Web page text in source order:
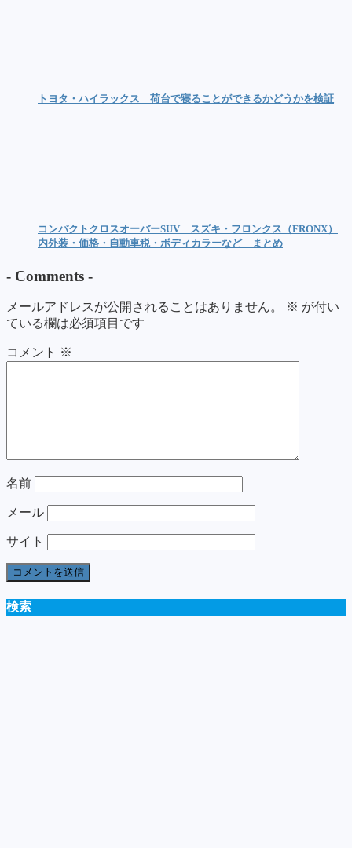
トヨタ・ハイラックス 荷台で寝ることができるかどうかを検証
コンパクトクロスオーバーSUV スズキ・フロンクス（FRONX）
内外装・価格・自動車税・ボディカラーなど まとめ
- Comments -
メールアドレスが公開されることはありません。 ※ が付い
ている欄は必須項目です
コメント ※
名前
メール
サイト
検索